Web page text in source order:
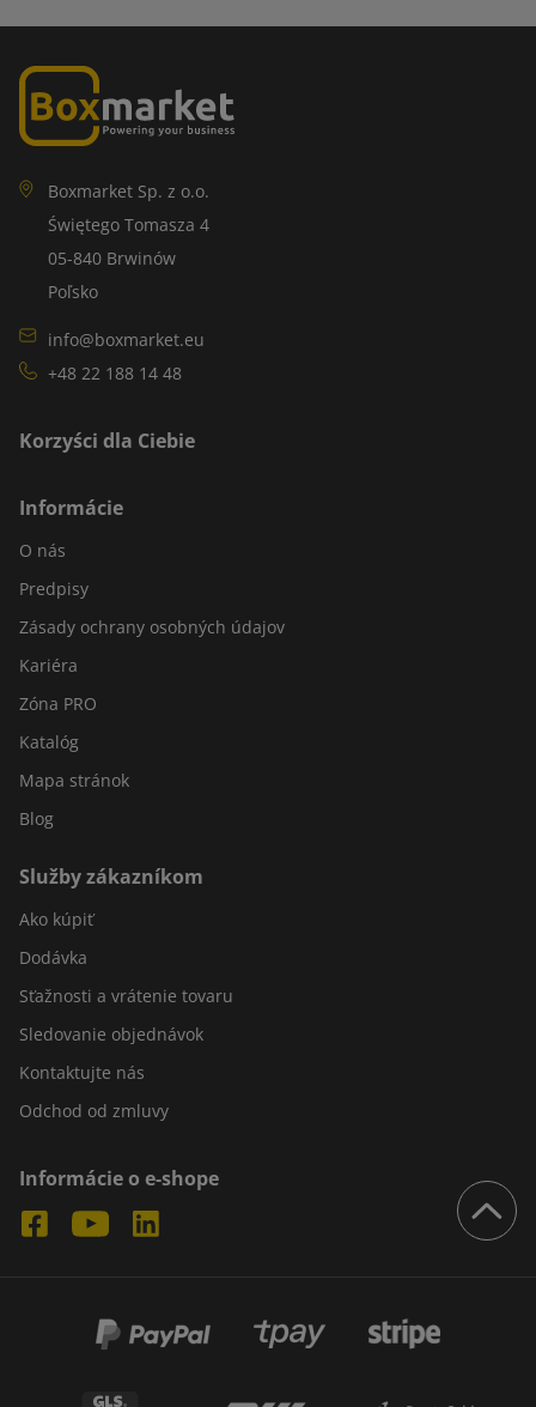
Boxmarket Sp. z o.o.
Świętego Tomasza 4
05-840 Brwinów
Poľsko
info@boxmarket.eu
+48 22 188 14 48
Korzyści dla Ciebie
Informácie
O nás
Predpisy
Zásady ochrany osobných údajov
Kariéra
Zóna PRO
Katalóg
Mapa stránok
Blog
Služby zákazníkom
Ako kúpiť
Dodávka
Sťažnosti a vrátenie tovaru
Sledovanie objednávok
Kontaktujte nás
Odchod od zmluvy
Informácie o e-shope